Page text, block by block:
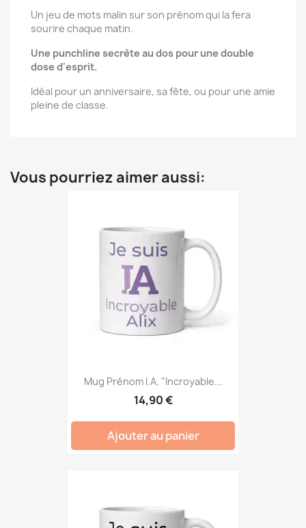
Un jeu de mots malin sur son prénom qui la fera
sourire chaque matin.
Une punchline secrète au dos pour une double
dose d'esprit.
Idéal pour un anniversaire, sa fête, ou pour une amie
pleine de classe.
Vous pourriez aimer aussi:
Mug Prénom I.A. "Incroyable...
14,90 €
Ajouter au panier